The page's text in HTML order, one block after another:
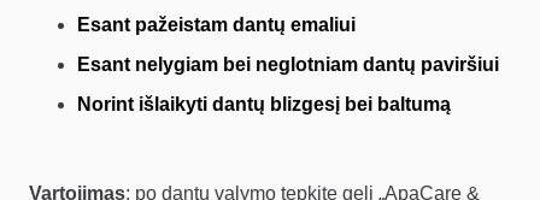
Esant pažeistam dantų emaliui
Esant nelygiam bei neglotniam dantų paviršiui
Norint išlaikyti dantų blizgesį bei baltumą
Vartojimas: po dantų valymo tepkite gelį „ApaCare &